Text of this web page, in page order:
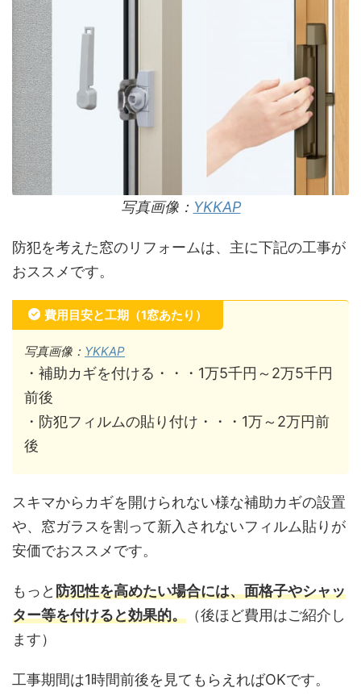
写真画像： YKKAP
防犯を考えた窓のリフォームは、主に下記の工事が
おススメです。
費用目安と工期（1窓あたり）
写真画像： YKKAP
・補助カギを付ける・・・1万5千円～2万5千円
前後
・防犯フィルムの貼り付け・・・1万～2万円前
後
スキマからカギを開けられない様な補助カギの設置
や、窓ガラスを割って新入されないフィルム貼りが
安価でおススメです。
もっと防犯性を高めたい場合には、面格子やシャッ
ター等を付けると効果的。 （後ほど費用はご紹介し
ます）
工事期間は1時間前後を見てもらえればOKです。